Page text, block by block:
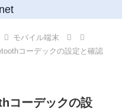
モバイル端末
コーデックの設定と確認
コーデックの設